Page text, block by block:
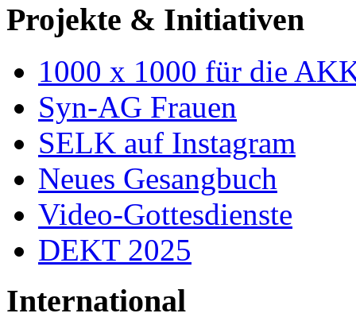
Projekte & Initiativen
1000 x 1000 für die
Syn-AG Frauen
SELK auf Instagram
Neues Gesangbuch
Video-Gottesdienste
DEKT 2025
International